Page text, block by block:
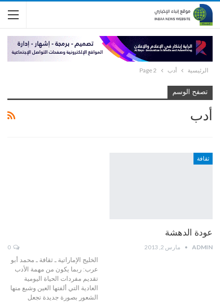
الرئيسية أدب Page 2
تصفح الوسم
أدب
ثقافة
عودة الدهشة
ADMIN مارس 2, 2013
الخليج الإماراتية ـ ثقافة ـ محمد أبو
عرب: ربما يكون من مهمة الأدب
تقديم مفردات الحياة اليومية
العادية التي ألفتها العين وشبع منها
الشعور بصورة جديدة تجعل